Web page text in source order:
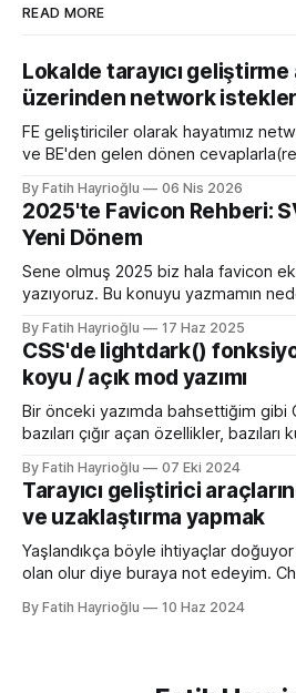
READ MORE
Lokalde tarayıcı geliştirme
üzerinden network
FE geliştiriciler olarak hayatımız
ve BE'den gelen dönen
olduğunda mock server kurmak
bu işi yapıyordum. Mock işini
başlayalı çok rahatladım. Süper
Genel kullanım alanları * BE
By Fatih Hayrioğlu 06 Nis 2026
2025'te Favicon Rehberi:
Yeni Dönem
Sene olmuş 2025 biz hala favicon
yazıyoruz. Bu konuyu yazmamın
oluşu. Bu vesileyle bilgileri
web sitelerinin tarayıcının sayfa,
gösterilen küçük simgelerdir. Aslında
By Fatih Hayrioğlu 17 Haz 2025
CSS'de lightdark()
koyu / açık mod yazımı
Bir önceki yazımda bahsettiğim gibi
bazıları çığır açan özellikler, bazıları
fonksiyonu gibi yazım kolaylığı
fonksiyonu mevcut uyumlu web
olan aşağıdaki kullanımı daha
getirmeye yarıyor. :root { color-
By Fatih Hayrioğlu 07 Eki 2024
Tarayıcı geliştirici
ve uzaklaştırma yapmak
Yaşlandıkça böyle ihtiyaçlar
olan olur diye buraya not edeyim.
küçük mesela :) Yazı boyutlarını
By Fatih Hayrioğlu 10 Haz 2024